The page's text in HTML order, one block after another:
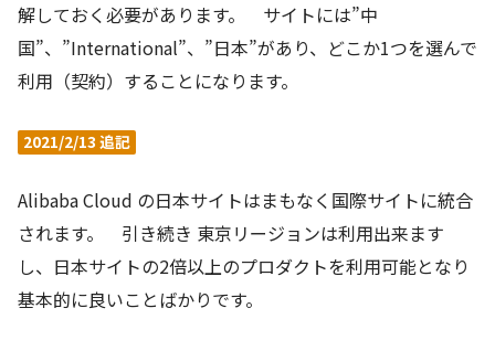
解しておく必要があります。 サイトには”中
国”、”International”、”日本”があり、どこか1つを選んで
利用（契約）することになります。
2021/2/13 追記
Alibaba Cloud の日本サイトはまもなく国際サイトに統合
されます。 引き続き 東京リージョンは利用出来ます
し、日本サイトの2倍以上のプロダクトを利用可能となり
基本的に良いことばかりです。